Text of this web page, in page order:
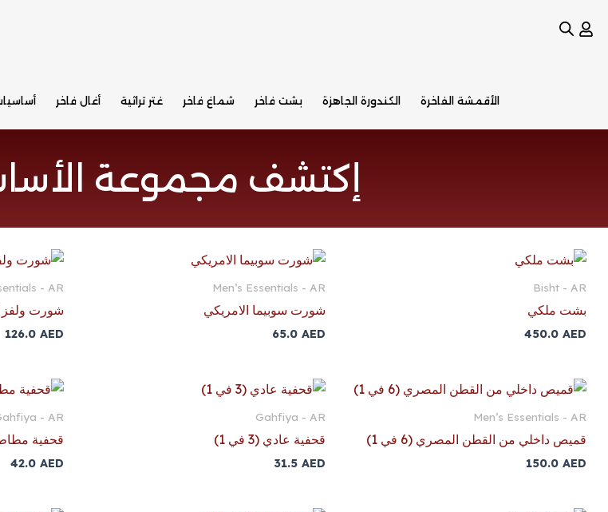
إلى
الأقمشة الفاخرة الكندورة الجاهزة بشت فاخر شماغ فاخر غتر تراثية أغال فاخر
إكتشف مجموعة
Bisht - AR
بشت ملكي
450.0AED
Men’s Essentials - AR
شورت سوبيما الامريكي
65.0 AED
- AR
شورت ولفز
126.0 AED
Men’s Essentials - AR
قميص داخلي من القطن المصري (6 في 1)
150.0AED
Gahfiya - AR
قحفية عادي (3 في 1)
31.5 AED
- AR
قحفية مطاط (2
42.0 AED